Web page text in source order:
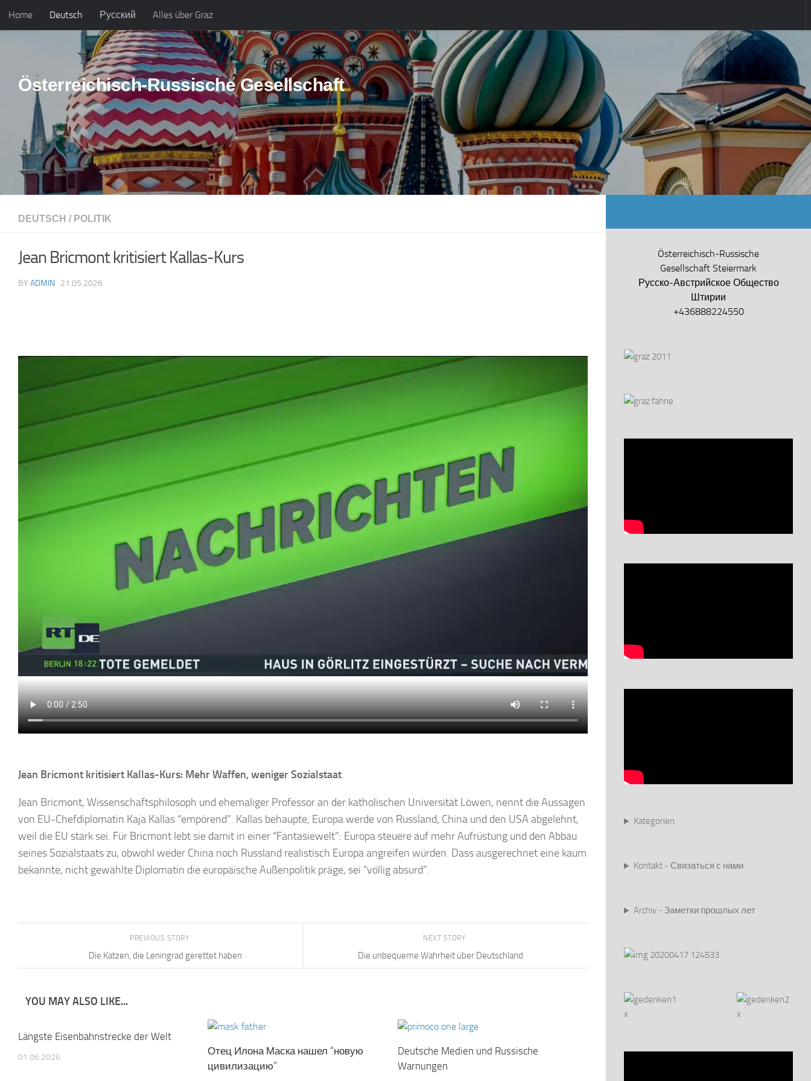
Skip to content
Home Deutsch Русский Alles über Graz
Österreichisch-Russische Gesellschaft
DEUTSCH / POLITIK
Jean Bricmont kritisiert Kallas-Kurs
BY ADMIN · 21.05.2026
Jean Bricmont kritisiert Kallas-Kurs: Mehr Waffen, weniger Sozialstaat
Jean Bricmont, Wissenschaftsphilosoph und ehemaliger Professor an der katholischen Universität Löwen, nennt die Aussagen
von EU-Chefdiplomatin Kaja Kallas “empörend”. Kallas behaupte, Europa werde von Russland, China und den USA abgelehnt,
weil die EU stark sei. Für Bricmont lebt sie damit in einer “Fantasiewelt”: Europa steuere auf mehr Aufrüstung und den Abbau
seines Sozialstaats zu, obwohl weder China noch Russland realistisch Europa angreifen würden. Dass ausgerechnet eine kaum
bekannte, nicht gewählte Diplomatin die europäische Außenpolitik präge, sei “völlig absurd”.
NEXT STORY
Die unbequeme Wahrheit über Deutschland
PREVIOUS STORY
Die Katzen, die Leningrad gerettet haben
YOU MAY ALSO LIKE...
Längste Eisenbahnstrecke der Welt
01.06.2026
Отец Илона Маска нашел “новую
цивилизацию”
Deutsche Medien und Russische
Warnungen
Österreichisch-Russische
Gesellschaft Steiermark
Русско-Австрийское Общество
Штирии
+436888224550
Kategorien
Kontakt - Связаться с нами
Archiv - Заметки прошлых лет